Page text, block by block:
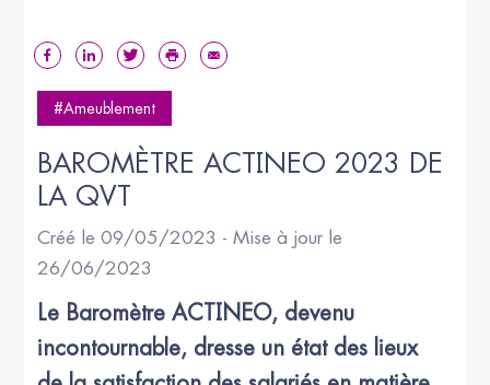
#Ameublement
BAROMÈTRE ACTINEO 2023 DE
LA QVT
Créé le 09/05/2023 - Mise à jour le
26/06/2023
Le Baromètre ACTINEO, devenu
incontournable, dresse un état des lieux